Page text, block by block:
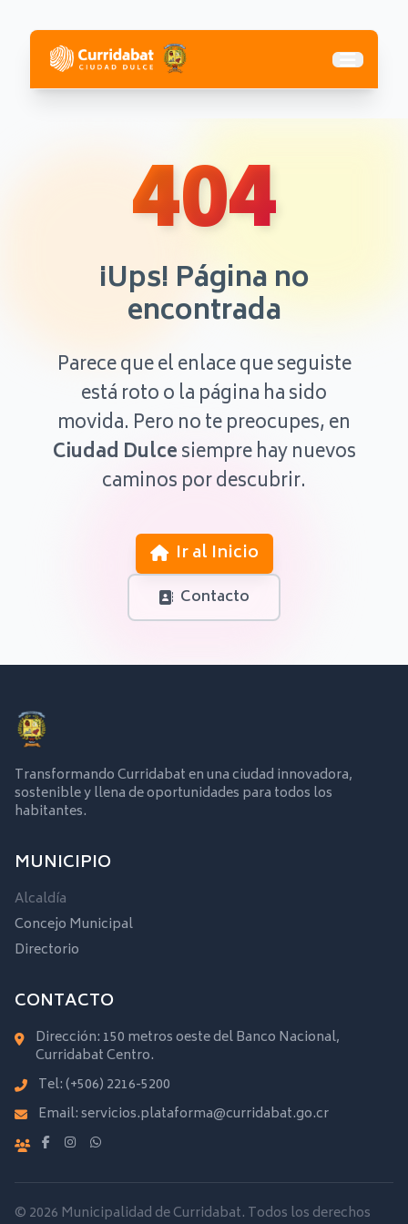
Abrir
404
¡Ups! Página no
encontrada
Parece que el enlace que seguiste
está roto o la página ha sido
movida. Pero no te preocupes, en
Ciudad Dulcesiempre hay nuevos
caminos por descubrir.
Ir al Inicio
Contacto
Transformando Curridabat en una ciudad innovadora,
sostenible y llena de oportunidades para todos los
habitantes.
MUNICIPIO
Alcaldía
Concejo Municipal
Directorio
CONTACTO
Dirección: 150 metros oeste del Banco Nacional,
Curridabat Centro.
Tel:(+506) 2216-5200
Email:servicios.plataforma@curridabat.go.cr
© 2026 Municipalidad de Curridabat. Todos los derechos